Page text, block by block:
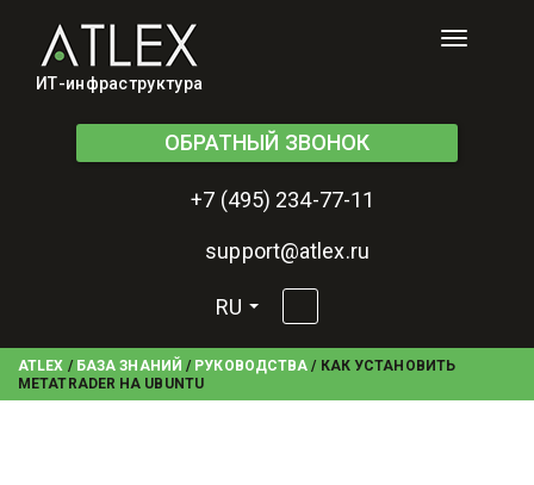
ИТ-инфраструктура
Toggle
ОБРАТНЫЙ ЗВОНОК
+7 (495) 234-77-11
support@atlex.ru
RU
ATLEX / БАЗА ЗНАНИЙ / РУКОВОДСТВА / КАК УСТАНОВИТЬ
METATRADER НА UBUNTU